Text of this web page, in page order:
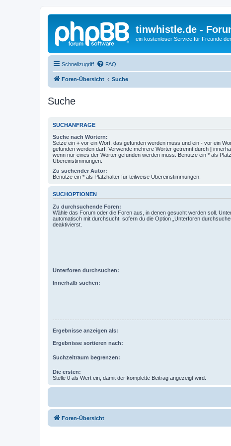
tinwhistle.de -
ein kostenloser Service für Freunde
Schnellzugriff FAQ
Foren-Übersicht Suche
Suche
SUCHANFRAGE
Suche nach Wörtern:
Setze ein + vor ein Wort, das gefunden werden muss und ein - vor ein
gefunden werden darf. Verwende mehrere Wörter getrennt durch |
wenn nur eines der Wörter gefunden werden muss. Benutze ein * als
Übereinstimmungen.
Zu suchender Autor:
Benutze ein * als Platzhalter für teilweise Übereinstimmungen.
SUCHOPTIONEN
Zu durchsuchende Foren:
Wähle das Forum oder die Foren aus, in denen gesucht werden soll.
automatisch mit durchsucht, sofern du die Option „Unterforen
deaktivierst.
Unterforen durchsuchen:
Innerhalb suchen:
Ergebnisse anzeigen als:
Ergebnisse sortieren nach:
Suchzeitraum begrenzen:
Die ersten:
Stelle 0 als Wert ein, damit der komplette Beitrag angezeigt wird.
Foren-Übersicht